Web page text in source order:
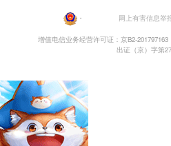
・ 网上有害信息举
增值电信业务经营许可证：京B2-201797163
出证（京）字第